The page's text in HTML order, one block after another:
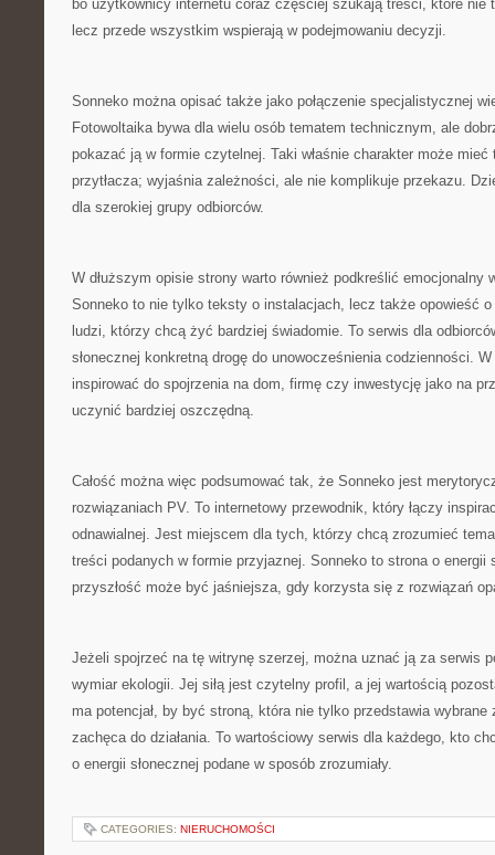
bo użytkownicy internetu coraz częściej szukają treści, które nie
lecz przede wszystkim wspierają w podejmowaniu decyzji.
Sonneko można opisać także jako połączenie specjalistycznej
Fotowoltaika bywa dla wielu osób tematem technicznym, ale
pokazać ją w formie czytelnej. Taki właśnie charakter może
przytłacza; wyjaśnia zależności, ale nie komplikuje przekazu.
dla szerokiej grupy odbiorców.
W dłuższym opisie strony warto również podkreślić emocjonalny
Sonneko to nie tylko teksty o instalacjach, lecz także opowieść
ludzi, którzy chcą żyć bardziej świadomie. To serwis dla
słonecznej konkretną drogę do unowocześnienia codzienności.
inspirować do spojrzenia na dom, firmę czy inwestycję jako na
uczynić bardziej oszczędną.
Całość można więc podsumować tak, że Sonneko jest
rozwiązaniach PV. To internetowy przewodnik, który łączy
odnawialnej. Jest miejscem dla tych, którzy chcą zrozumieć
treści podanych w formie przyjaznej. Sonneko to strona o energii
przyszłość może być jaśniejsza, gdy korzysta się z rozwiązań
Jeżeli spojrzeć na tę witrynę szerzej, można uznać ją za serwis
wymiar ekologii. Jej siłą jest czytelny profil, a jej wartością
ma potencjał, by być stroną, która nie tylko przedstawia wybrane
zachęca do działania. To wartościowy serwis dla każdego, kto
o energii słonecznej podane w sposób zrozumiały.
CATEGORIES: NIERUCHOMOŚCI